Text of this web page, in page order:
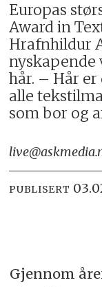
Europas
Award in
Hrafnhildur
nyskapende
hår. – Hår
alle
som bor og
PUBLISERT
Gjennom